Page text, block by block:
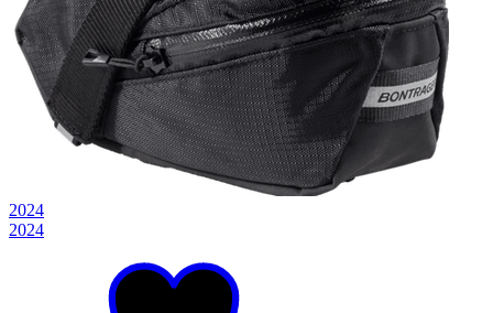
2024
2024